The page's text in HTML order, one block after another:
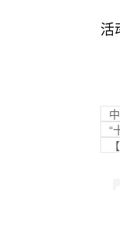
活
“